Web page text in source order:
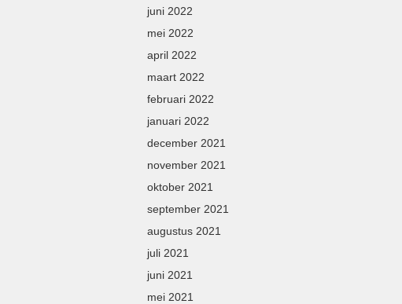
juni 2022
mei 2022
april 2022
maart 2022
februari 2022
januari 2022
december 2021
november 2021
oktober 2021
september 2021
augustus 2021
juli 2021
juni 2021
mei 2021